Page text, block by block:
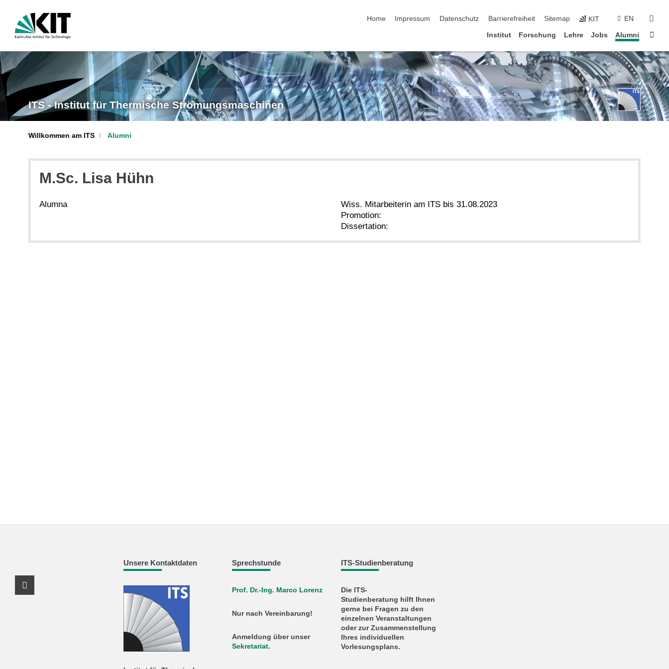
Home
Impressum Datenschutz Barrierefreiheit Sitemap KIT EN
Institut Forschung Lehre Jobs Alumni
ITS - Institut für Thermische Strömungsmaschinen
Willkommen am ITS Alumni
M.Sc. Lisa Hühn
Alumna
Wiss. Mitarbeiterin am ITS bis 31.08.2023
Promotion:
Dissertation:
Unsere Kontaktdaten Sprechstunde
Prof. Dr.-Ing. Marco Lorenz
Nur nach Vereinbarung!
Anmeldung über unser
Sekretariat.
ITS-Studienberatung
Die ITS-
Studienberatung hilft Ihnen
gerne bei Fragen zu den
einzelnen Veranstaltungen
oder zur Zusammenstellung
Ihres individuellen
Vorlesungsplans.
Youtube Profil